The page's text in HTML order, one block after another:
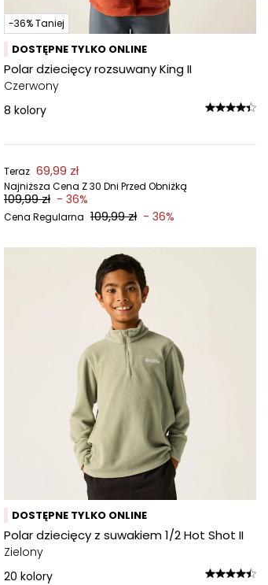
-36% Taniej
DOSTĘPNE TYLKO ONLINE
Polar dziecięcy rozsuwany King II
Czerwony
8 kolory
Teraz 69,99 zł
Najniższa Cena Z 30 Dni Przed Obniżką
109,99 zł - 36%
Cena Regularna 109,99 zł - 36%
DOSTĘPNE TYLKO ONLINE
Polar dziecięcy z suwakiem 1/2 Hot Shot II
Zielony
20 kolory